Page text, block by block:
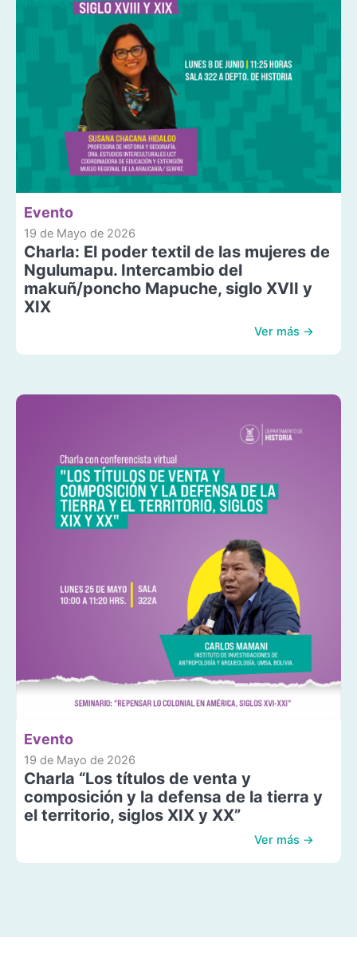
Evento
19 de Mayo de 2026
Charla: El poder textil de las mujeres de
Ngulumapu. Intercambio del
makuñ/poncho Mapuche, siglo XVII y
XIX
Ver más →
Evento
19 de Mayo de 2026
Charla “Los títulos de venta y
composición y la defensa de la tierra y
el territorio, siglos XIX y XX”
Ver más →